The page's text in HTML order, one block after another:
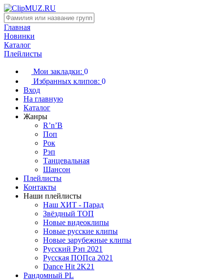
Главная
Новинки
Каталог
Плейлисты
Мои закладки: 0
Избранных клипов: 0
Вход
На главную
Каталог
Жанры
R’n’B
Поп
Рок
Рэп
Танцевальная
Шансон
Плейлисты
Контакты
Наши плейлисты
Наш ХИТ - Парад
Звёздный ТОП
Новые видеоклипы
Новые русские клипы
Новые зарубежные клипы
Русский Рэп 2021
Русская ПОПса 2021
Dance Hit 2K21
Рандомный PL